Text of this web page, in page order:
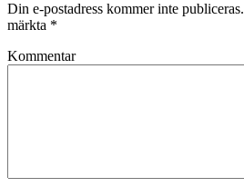
Din e-postadress kommer inte publiceras.
märkta *
Kommentar